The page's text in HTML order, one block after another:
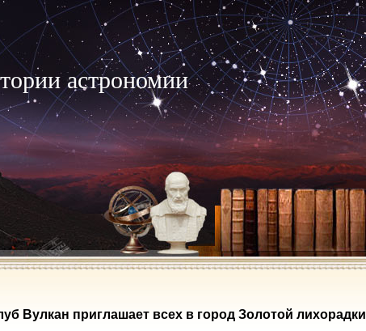
астрономии
Вулкан приглашает всех в город Золотой лихорадки